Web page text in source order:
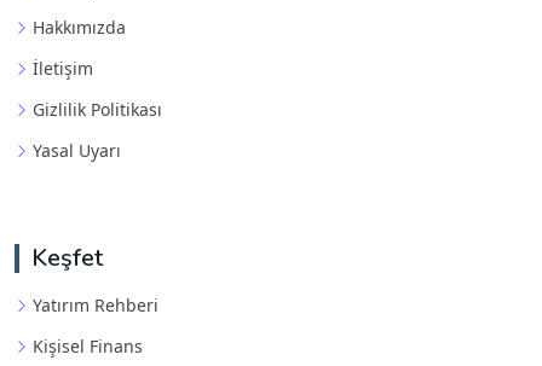
Hakkımızda
İletişim
Gizlilik Politikası
Yasal Uyarı
Keşfet
Yatırım Rehberi
Kişisel Finans